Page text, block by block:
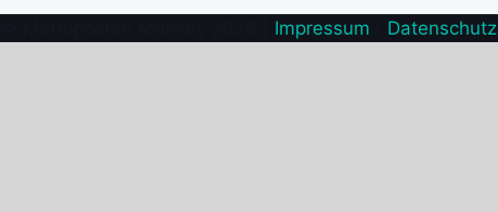
Impressum Datenschutz